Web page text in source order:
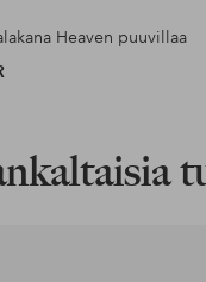
Heaven puuvillaa